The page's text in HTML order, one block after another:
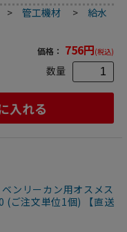
>管工機材 > 給水
価格： 756円(税込)
数量
入れる
ンリーカン用オスメス
(ご注文単位1個) 【直送